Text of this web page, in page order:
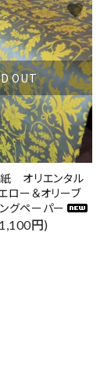
OUT
オリエンタル
ー＆オリーブ
グペーパー
円)
favorite